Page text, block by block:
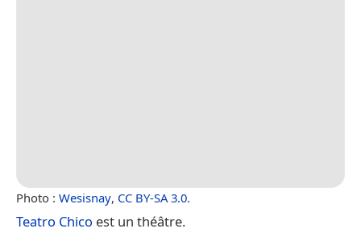
Photo : Wesisnay, CC BY-SA 3.0.
Teatro Chico est un théâtre.